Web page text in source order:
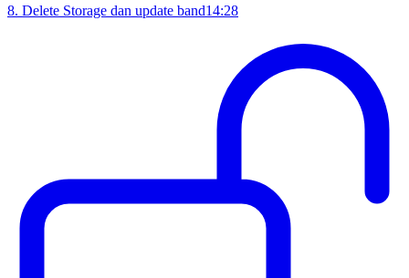
8. Delete Storage dan update band14:28